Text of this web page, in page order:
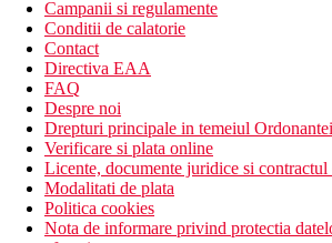
Alte tipuri de camere (cu exceptia cazului
altfel, camerele au facilitatile de mai sus):
Bungalow, vedere la mare
Camera dubla, Deluxe, vedere la
Camera dubla, Superior, vedere la
sectiunea hotel, terasa
terasa.
Camera dubla, vedere la piscina,
sectiunea Lake House, mai
terasa la piscina comuna, 1x pe
pentru a utiliza restaurantul à la
Campanii si regulamente
Conditii de calatorie
Contact
Directiva EAA
FAQ
Despre noi
Drepturi principale in temeiul
Verificare si plata online
Licente, documente juridice si contractul
Modalitati de plata
Politica cookies
Nota de informare privind protectia